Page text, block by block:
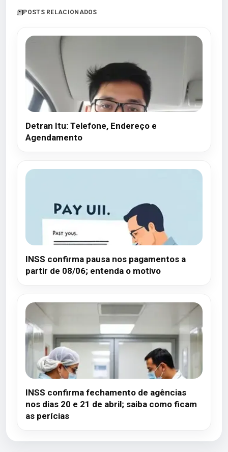
POSTS RELACIONADOS
Detran Itu: Telefone, Endereço e
Agendamento
INSS confirma pausa nos pagamentos a
partir de 08/06; entenda o motivo
INSS confirma fechamento de agências
nos dias 20 e 21 de abril; saiba como ficam
as perícias